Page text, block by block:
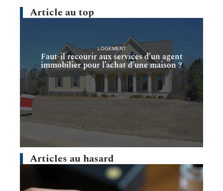
Article au top
LOGEMENT
Faut-il recourir aux services d’un agent
immobilier pour l’achat d’une maison ?
Articles au hasard